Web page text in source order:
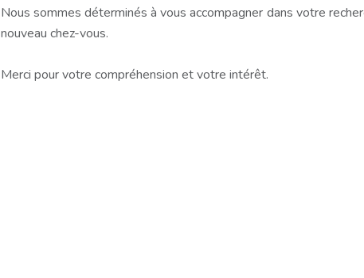
Nous sommes déterminés à vous accompagner dans votre
nouveau chez-vous.
Merci pour votre compréhension et votre intérêt.